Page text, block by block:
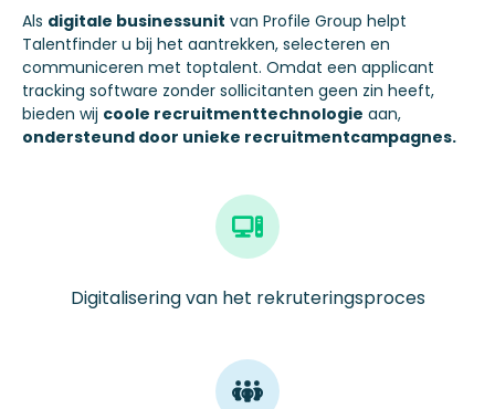
Als digitale businessunit van Profile Group helpt
Talentfinder u bij het aantrekken, selecteren en
communiceren met toptalent. Omdat een applicant
tracking software zonder sollicitanten geen zin heeft,
bieden wij coole recruitmenttechnologie aan,
ondersteund door unieke recruitmentcampagnes.
Digitalisering van het rekruteringsproces